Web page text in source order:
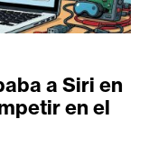
a Siri en
en el